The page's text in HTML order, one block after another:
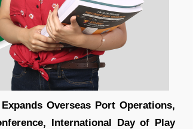
Overseas Port Operations,
International Day of Play